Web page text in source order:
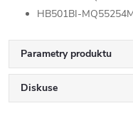
HB501BI-
Parametry produktu
Diskuse